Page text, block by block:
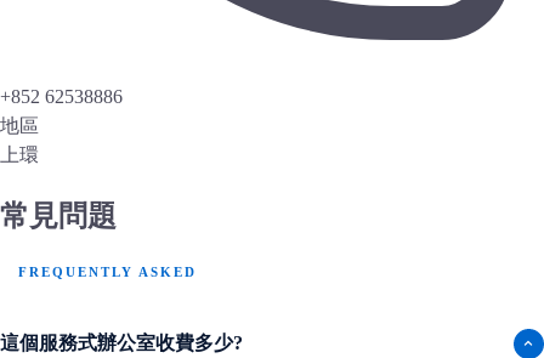
+852 62538886
地區
上環
常見問題
FREQUENTLY ASKED
這個服務式辦公室收費多少?